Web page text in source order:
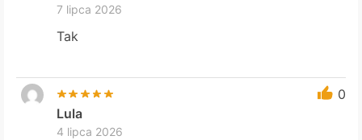
7 lipca 2026
Tak
0
Lula
4 lipca 2026